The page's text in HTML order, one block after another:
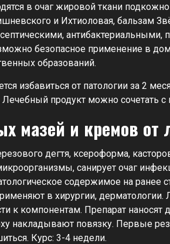
в очаг жировой ткани
и Ихтиоловая, бальзам
антибактериальными,
безопасное применение в
образований.
избавиться от патологии за 2
продукт можно сочетать с
мазей и кремов от
дегтя, ксероформа,
санирует очаг
содержимое на ранее
в хирургии, дерматологии.
к компонентам. Препарат
накладывают повязку. Первые
Курс: 3-4 недели.